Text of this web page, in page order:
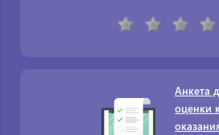
Анкета
оценки